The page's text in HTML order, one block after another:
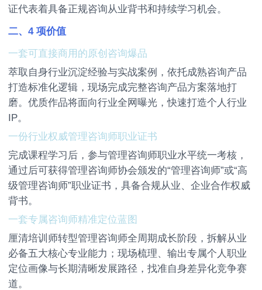
证代表着具备正规咨询从业背书和持续学习机会。
二、4 项价值
一套可直接商用的原创咨询爆品
萃取自身行业沉淀经验与实战案例，依托成熟咨询产品
打造标准化逻辑，现场完成完整咨询产品方案落地打
磨。优质作品将面向行业全网曝光，快速打造个人行业
IP。
一份行业权威管理咨询师职业证书
完成课程学习后，参与管理咨询师职业水平统一考核，
通过后可获得管理咨询师协会颁发的“管理咨询师”或“高
级管理咨询师”职业证书，具备合规从业、企业合作权威
背书。
一套专属咨询师精准定位蓝图
厘清培训师转型管理咨询师全周期成长阶段，拆解从业
必备五大核心专业能力；现场梳理、输出专属个人职业
定位画像与长期清晰发展路径，找准自身差异化竞争赛
道。